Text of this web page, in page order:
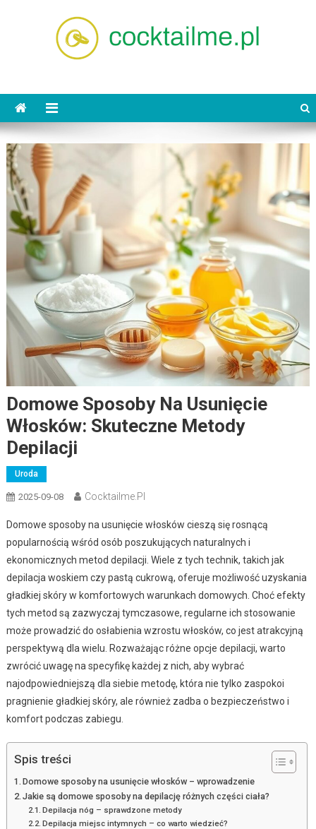
Domowe Sposoby Na Usunięcie
Włosków: Skuteczne Metody
Depilacji
Uroda
2025-09-08 Cocktailme.pl
Domowe sposoby na usunięcie włosków cieszą się rosnącą
popularnością wśród osób poszukujących naturalnych i
ekonomicznych metod depilacji. Wiele z tych technik, takich jak
depilacja woskiem czy pastą cukrową, oferuje możliwość uzyskania
gładkiej skóry w komfortowych warunkach domowych. Choć efekty
tych metod są zazwyczaj tymczasowe, regularne ich stosowanie
może prowadzić do osłabienia wzrostu włosków, co jest atrakcyjną
perspektywą dla wielu. Rozważając różne opcje depilacji, warto
zwrócić uwagę na specyfikę każdej z nich, aby wybrać
najodpowiedniejszą dla siebie metodę, która nie tylko zaspokoi
pragnienie gładkiej skóry, ale również zadba o bezpieczeństwo i
komfort podczas zabiegu.
Spis treści
Domowe sposoby na usunięcie włosków – wprowadzenie
Jakie są domowe sposoby na depilację różnych części ciała?
Depilacja nóg – sprawdzone metody
Depilacja miejsc intymnych – co warto wiedzieć?